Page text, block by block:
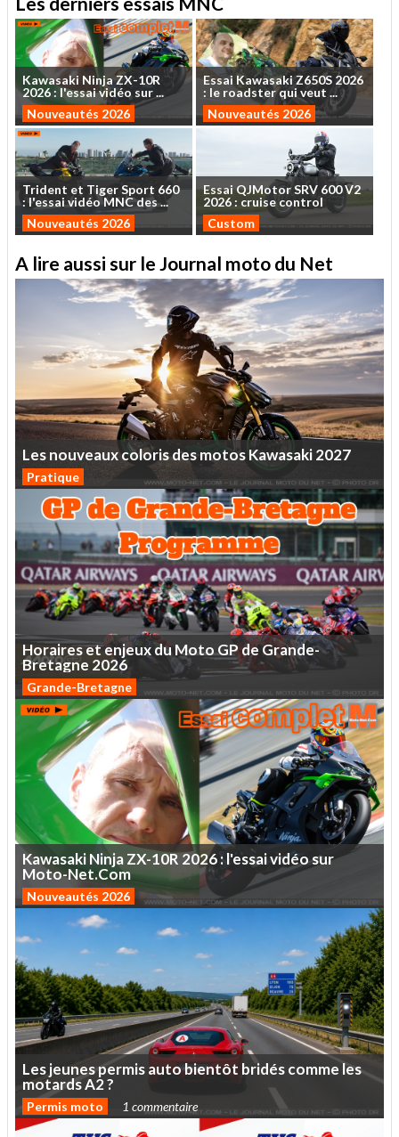
Kawasaki NinjaZX-10R
2026: l'essaividéo sur...
Nouveautés 2026
Essai Kawasaki Z650S 2026
: le roadsterquiveut ...
Nouveautés 2026
Trident et TigerSport 660
: l'essaividéo MNCdes...
Nouveautés 2026
EssaiQJMotorSRV 600V2
2026 : cruise control
Custom
A lire aussi sur le Journal moto du Net
LesnouveauxcolorisdesmotosKawasaki2027
Pratique
HorairesetenjeuxduMotoGPdeGrande-
Bretagne 2026
Grande-Bretagne
KawasakiNinjaZX-10R2026:l'essaividéosur
Moto-Net.Com
Nouveautés 2026
Lesjeunespermisautobientôt bridéscommeles
motardsA2?
Permis moto 1 commentaire